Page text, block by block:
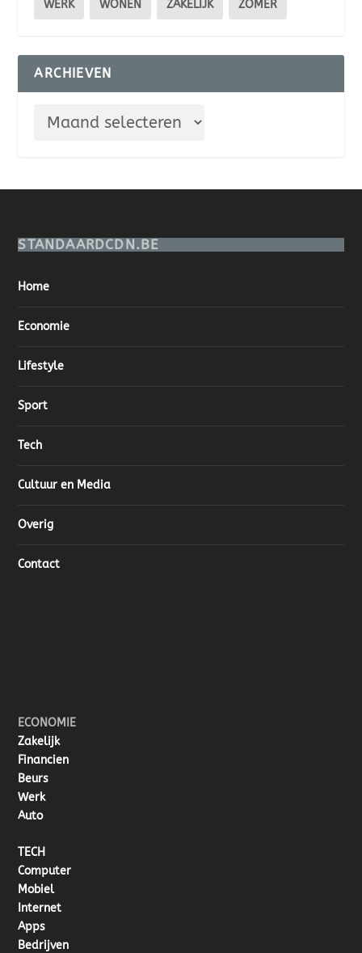
WERK WONEN ZAKELIJK ZOMER
ARCHIEVEN
STANDAARDCDN.BE
Home
Economie
Lifestyle
Sport
Tech
Cultuur en Media
Overig
Contact
ECONOMIE
Zakelijk
Financien
Beurs
Werk
Auto
TECH
Computer
Mobiel
Internet
Apps
Bedrijven